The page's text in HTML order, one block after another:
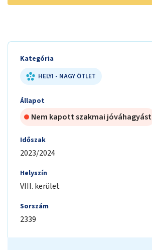
Kategória
HELYI - NAGY ÖTLET
Állapot
Nem kapott szakmai jóváhagyást
Időszak
2023/2024
Helyszín
VIII. kerület
Sorszám
2339